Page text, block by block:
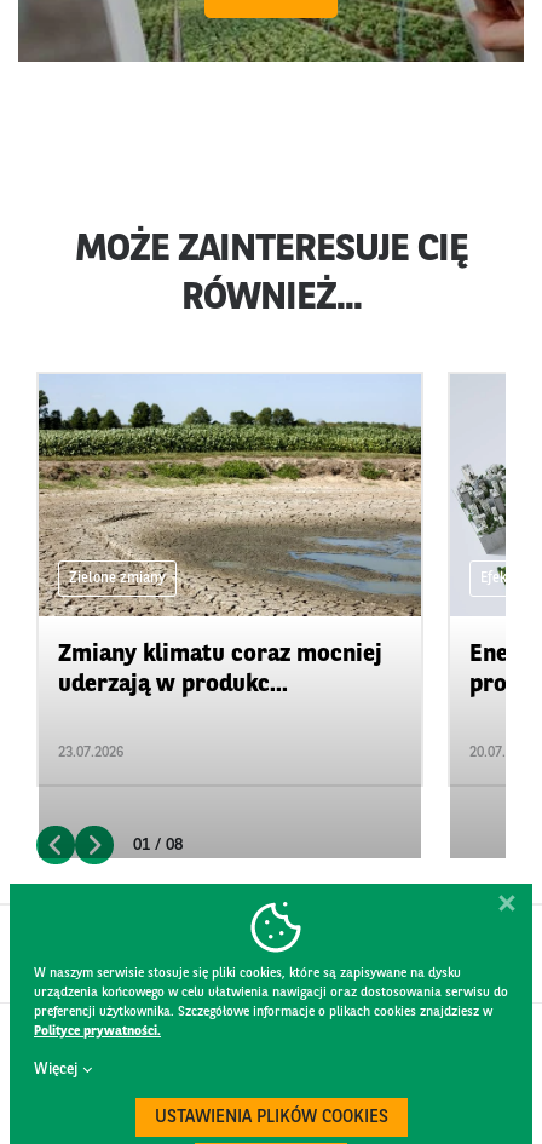
MOŻE ZAINTERESUJE CIĘ
RÓWNIEŻ...
Zielone zmiany
Zmiany klimatu coraz mocniej
uderzają w produkc...
23.07.2026 20.07.2026
01 / 08
W naszym serwisie stosuje się pliki cookies, które są zapisywane na dysku
urządzenia końcowego w celu ułatwienia nawigacji oraz dostosowania serwisu do
preferencji użytkownika. Szczegółowe informacje o plikach cookies znajdziesz w
Polityce prywatności.
Więcej
USTAWIENIA PLIKÓW COOKIES
KONTAKT
REGULAMIN STRONY
POLITYKA PRYWATNOŚCI